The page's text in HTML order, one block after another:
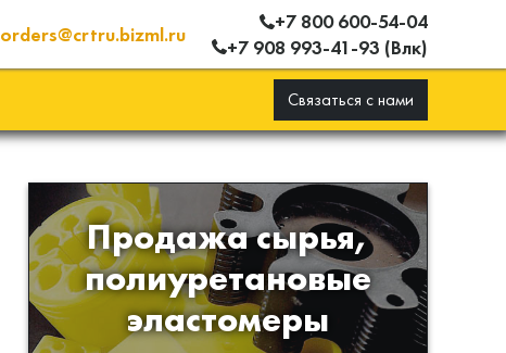
orders@crtru.bizml.ru
+7 800 600-54-04
+7 908 993-41-93 (Влк)
Связаться с нами
Продажа сырья,
полиуретановые
эластомеры
Продажа сырья для
производства изделий из
полиуретана